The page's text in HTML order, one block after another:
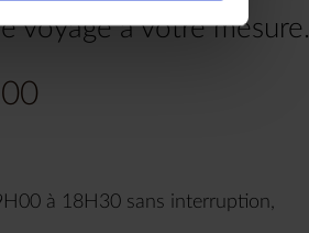
voyage à votre mesure.
à 18H30 sans interruption,